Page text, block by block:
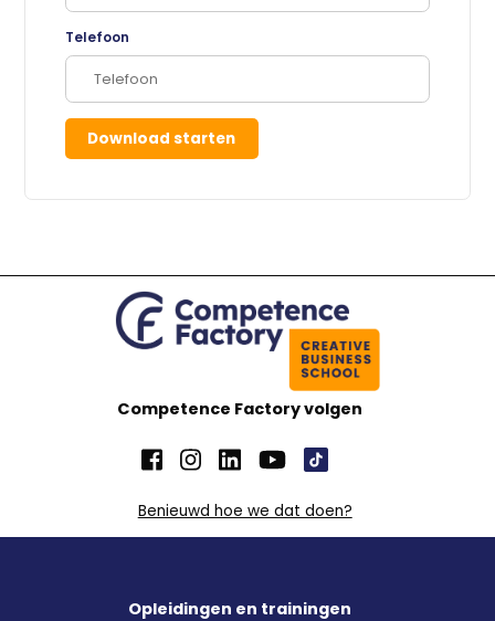
Telefoon
Download starten
Competence Factory volgen
Benieuwd hoe we dat doen?
Opleidingen en trainingen